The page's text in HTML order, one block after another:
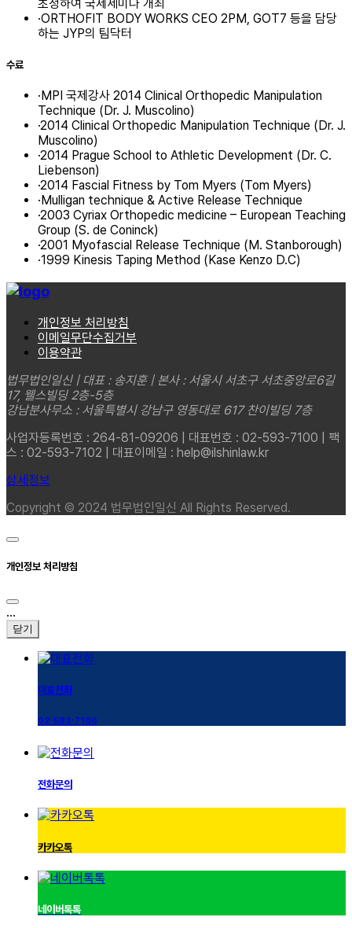
초청하여 국제세미나 개최
·ORTHOFIT BODY WORKS CEO 2PM, GOT7 등을 담당
하는 JYP의 팀닥터
수료
·MPI 국제강사 2014 Clinical Orthopedic Manipulation
Technique (Dr. J. Muscolino)
·2014 Clinical Orthopedic Manipulation Technique (Dr. J.
Muscolino)
·2014 Prague School to Athletic Development (Dr. C.
Liebenson)
·2014 Fascial Fitness by Tom Myers (Tom Myers)
·Mulligan technique & Active Release Technique
·2003 Cyriax Orthopedic medicine – European Teaching
Group (S. de Coninck)
·2001 Myofascial Release Technique (M. Stanborough)
·1999 Kinesis Taping Method (Kase Kenzo D.C)
개인정보 처리방침
이메일무단수집거부
이용약관
법무법인일신 | 대표 : 송지훈 | 본사 : 서울시 서초구 서초중앙로6길
17, 웰스빌딩 2층-5층
강남분사무소 : 서울특별시 강남구 영동대로 617 찬이빌딩 7층
사업자등록번호 : 264-81-09206 | 대표번호 : 02-593-7100 | 팩
스 : 02-593-7102 | 대표이메일 : help@ilshinlaw.kr
상세정보
Copyright © 2024 법무법인일신 All Rights Reserved.
개인정보 처리방침
...
닫기
대표전화
02-593-7100
전화문의
카카오톡
네이버톡톡